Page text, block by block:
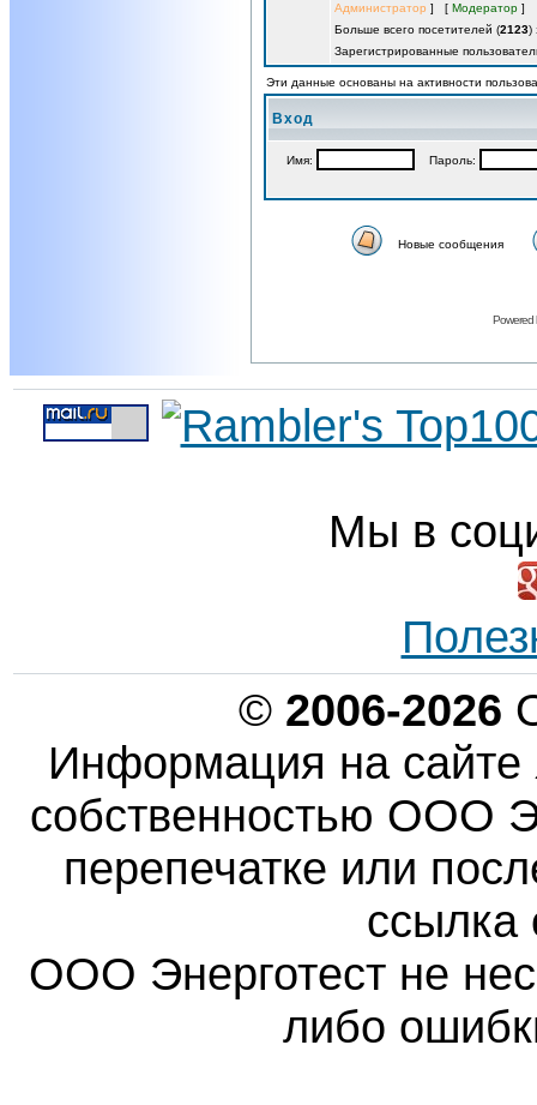
Администратор ] [ Модератор ]
Больше всего посетителей (2123)
Зарегистрированные
Эти данные основаны на активности
Вход
Имя: Пароль:
Новые сообщения
Powered
Мы в
© 2006-2026
Информация на сайте
собственностью ООО
перепечатке или
ссылка
ООО Энерготест не
либо